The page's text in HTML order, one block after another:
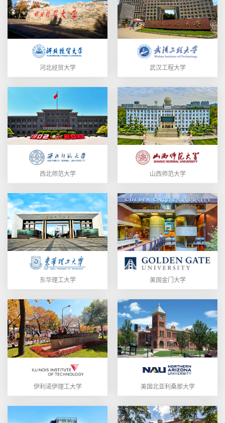
河北经贸大学 武汉工程大学
西北师范大学 山西师范大学
东华理工大学 美国金门大学
伊利诺伊理工大学 美国北亚利桑那大学